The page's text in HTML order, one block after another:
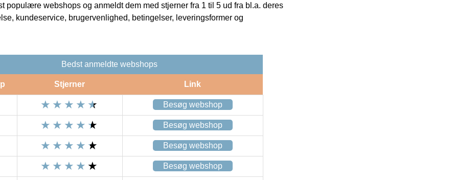
populære webshops og anmeldt dem med stjerner fra 1 til 5 ud fra bl.a. deres
kundeservice, brugervenlighed, betingelser, leveringsformer og
Bedst anmeldte webshops
Stjerner Link
Besøg webshop
Besøg webshop
Besøg webshop
Besøg webshop